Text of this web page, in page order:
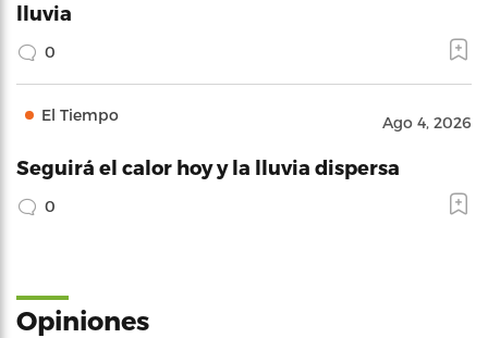
lluvia
0
El Tiempo Ago 4, 2026
Seguirá el calor hoy y la lluvia dispersa
0
Opiniones